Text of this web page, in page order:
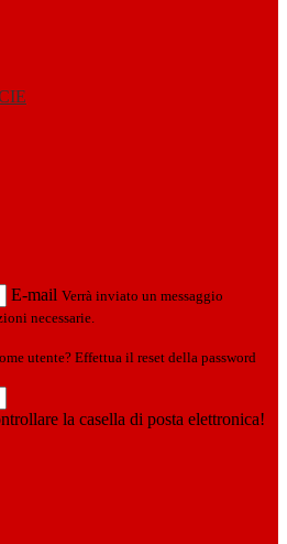
E-mail Verrà inviato un messaggio
necessarie.
utente? Effettua il reset della password
la casella di posta elettronica!